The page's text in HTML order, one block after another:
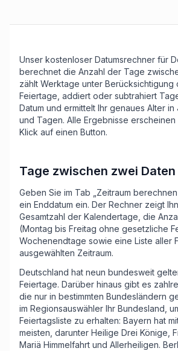
Unser kostenloser Datumsrechner für
berechnet die Anzahl der Tage
zählt Werktage unter Berücksichtigung
Feiertage, addiert oder subtrahiert
Datum und ermittelt Ihr genaues Alter
und Tagen. Alle Ergebnisse
Klick auf einen Button.
Tage zwischen zwei
Geben Sie im Tab „Zeitraum
ein Enddatum ein. Der Rechner zeigt
Gesamtzahl der Kalendertage, die
(Montag bis Freitag ohne gesetzliche
Wochenendtage sowie eine Liste aller
ausgewählten Zeitraum.
Deutschland hat neun bundesweit
Feiertage. Darüber hinaus gibt es
die nur in bestimmten Bundesländern
im Regionsauswähler Ihr Bundesland,
Feiertagsliste zu erhalten: Bayern hat
meisten, darunter Heilige Drei Könige,
Mariä Himmelfahrt und Allerheiligen.